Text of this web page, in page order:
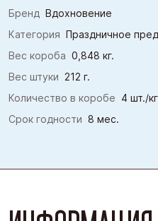
Бренд Вдохновение
Категория Праздничное
Вес короба 0,848 кг.
Вес штуки 212 г.
Количество в коробе 4 шт./кг
Срок годности 8 мес.